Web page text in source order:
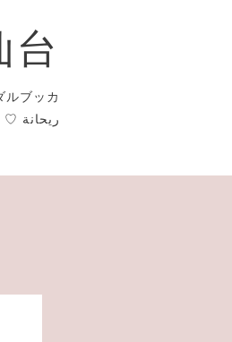
台
ルブッカ